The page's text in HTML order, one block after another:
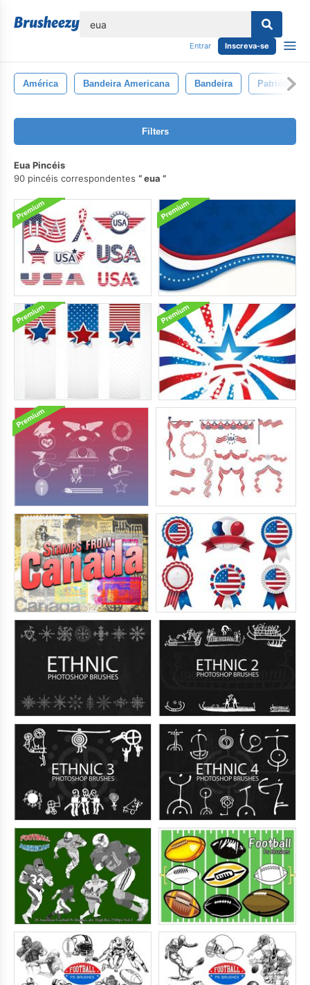
Entrar Inscreva-se
América Bandeira Americana Bandeira Patriótico
Filters
Eua Pincéis
90 pincéis correspondentes
eua